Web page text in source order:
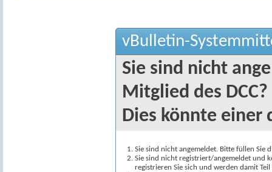
vBulletin-
Sie sind nicht
Mitglied des DCC?
Dies könnte einer
Sie sind nicht angemeldet. Bitte füllen Sie
Sie sind nicht registriert/angemeldet und
registrieren Sie sich und werden damit